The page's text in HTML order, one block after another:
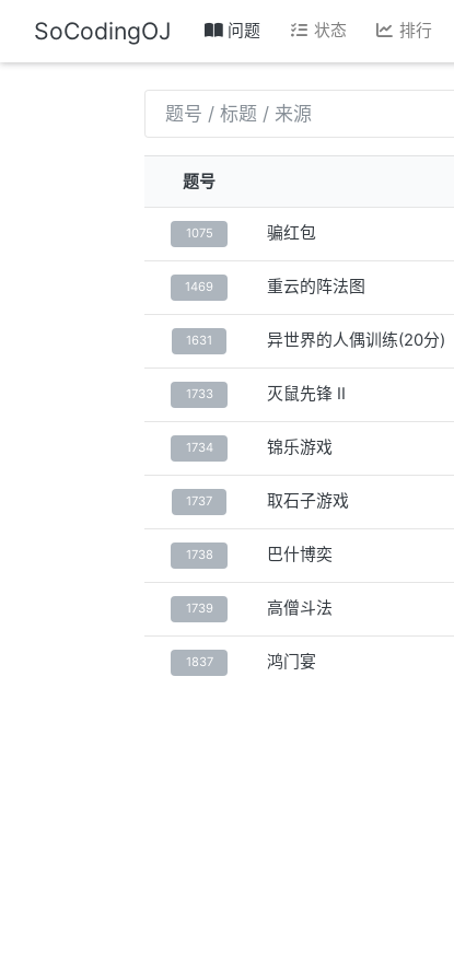
SoCodingOJ 问题 状态 排行
题号
1075 骗红包
1469 重云的阵法图
1631 异世界的人偶训练(20分)
1733 灭鼠先锋 II
1734 锦乐游戏
1737 取石子游戏
1738 巴什博奕
1739 高僧斗法
1837 鸿门宴